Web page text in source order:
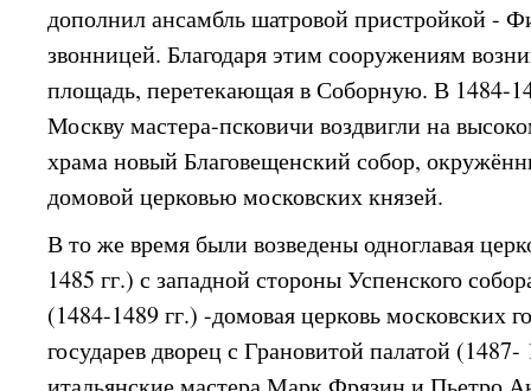
дополнил ансамбль шатровой пристройкой -
звонницей. Благодаря этим сооружениям
площадь, перетекающая в Соборную. В 1484-
Москву мастера-псковичи воздвигли на
храма новый Благовещенский собор,
домовой церковью московских князей.
В то же время были возведены одноглавая
1485 гг.) с западной стороны Успенского
(1484-1489 гг.) -домовая церковь московских
государев дворец с Грановитой палатой